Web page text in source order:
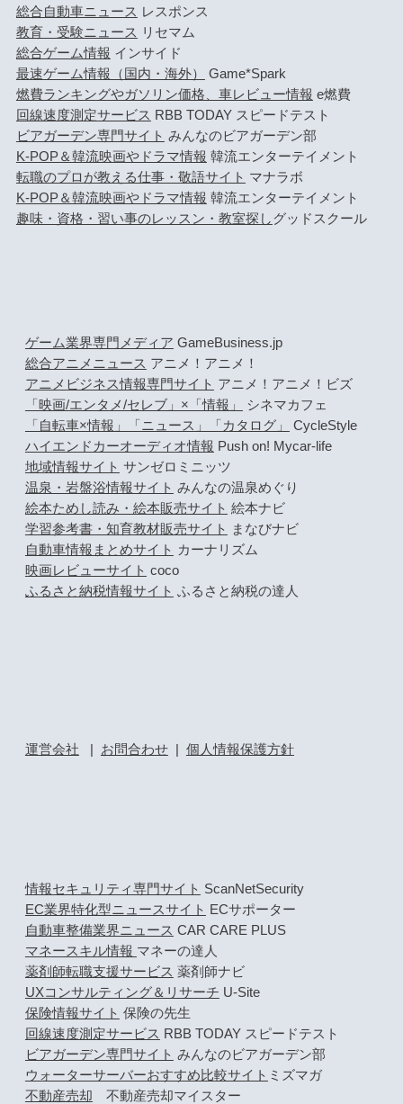
総合自動車ニュース レスポンス
教育・受験ニュース リセマム
総合ゲーム情報 インサイド
最速ゲーム情報（国内・海外）
Game*Spark
燃費ランキングやガソリン価格、車レビュー情報 e燃費
回線速度測定サービス RBB TODAY スピードテスト
ビアガーデン専門サイト みんなのビアガーデン部
K-POP＆韓流映画やドラマ情報 韓流エンターテイメント
転職のプロが教える仕事・敬語サイト マナラボ
K-POP＆韓流映画やドラマ情報 韓流エンターテイメント
趣味・資格・習い事のレッスン・教室探しグッドスクール
ゲーム業界専門メディア GameBusiness.jp
総合アニメニュース アニメ！アニメ！
アニメビジネス情報専門サイト アニメ！アニメ！ビズ
「映画/エンタメ/セレブ」×「情報」
シネマカフェ
「自転車×情報」「ニュース」「カタログ」
CycleStyle
ハイエンドカーオーディオ情報 Push on! Mycar-life
地域情報サイト サンゼロミニッツ
温泉・岩盤浴情報サイト みんなの温泉めぐり
絵本ためし読み・絵本販売サイト 絵本ナビ
学習参考書・知育教材販売サイト
まなびナビ
自動車情報まとめサイト カーナリズム
映画レビューサイト coco
ふるさと納税情報サイト ふるさと納税の達人
運営会社 | お問合わせ| 個人情報保護方針
情報セキュリティ専門サイト ScanNetSecurity
EC業界特化型ニュースサイト ECサポーター
自動車整備業界ニュース CAR CARE PLUS
マネースキル情報 マネーの達人
薬剤師転職支援サービス 薬剤師ナビ
UXコンサルティング＆リサーチ U-Site
保険情報サイト 保険の先生
回線速度測定サービス RBB TODAY スピードテスト
ビアガーデン専門サイト みんなのビアガーデン部
ウォーターサーバーおすすめ比較サイト ミズマガ
不動産売却
不動産売却マイスター